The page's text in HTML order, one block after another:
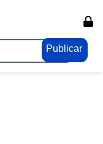
Publicar